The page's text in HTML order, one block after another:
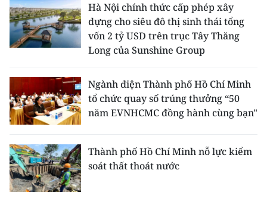
Hà Nội chính thức cấp phép xây
dựng cho siêu đô thị sinh thái tổng
vốn 2 tỷ USD trên trục Tây Thăng
Long của Sunshine Group
Ngành điện Thành phố Hồ Chí Minh
tổ chức quay số trúng thưởng “50
năm EVNHCMC đồng hành cùng bạn"
Thành phố Hồ Chí Minh nỗ lực kiểm
soát thất thoát nước